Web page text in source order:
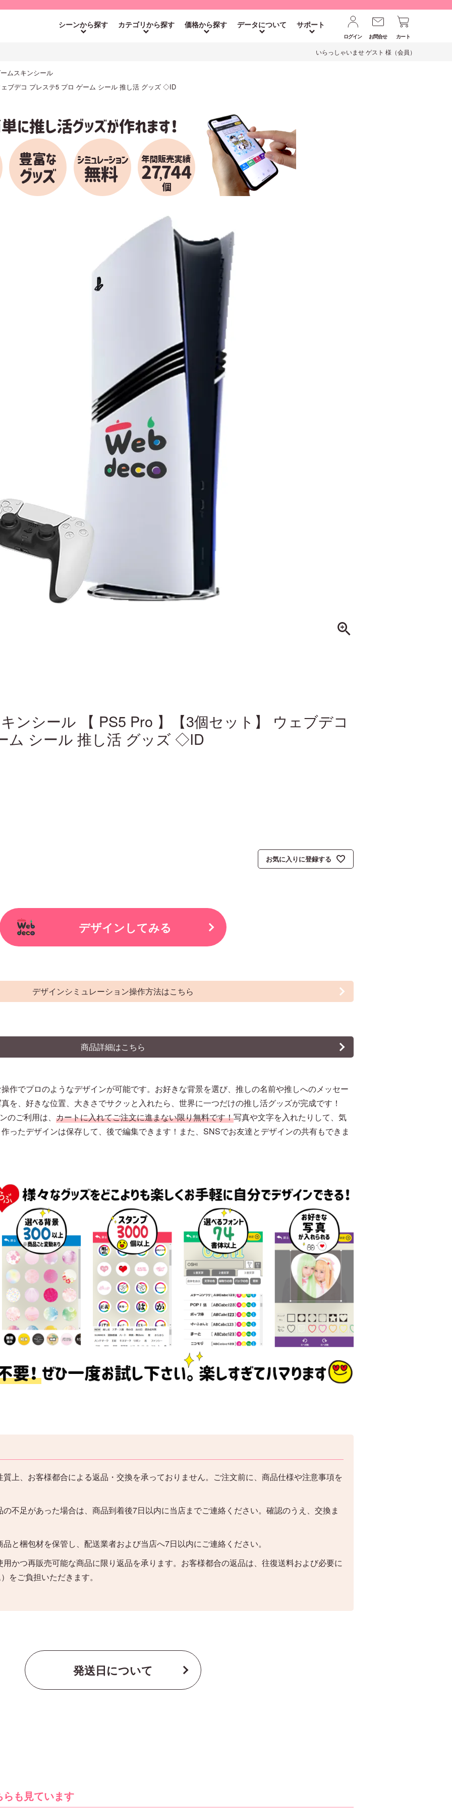
シーンから探す カテゴリから探す 価格から探す データについて サポート
ログイン お問合せ カート
いらっしゃいませ ゲスト 様（会員）
ムスキンシール
ブデコ プレステ5 プロ ゲーム シール 推し活 グッズ ◇ID
ンシール 【 PS5 Pro 】【3個セット】 ウェブデコ
ム シール 推し活 グッズ ◇ID
お気に入りに登録する
デザインしてみる
デザインシミュレーション操作方法はこちら
商品詳細はこちら
作でプロのようなデザインが可能です。お好きな背景を選び、推しの名前や推しへのメッセー
を、好きな位置、大きさでサクッと入れたら、世界に一つだけの推し活グッズが完成です！
のご利用は、カートに入れてご注文に進まない限り無料です！写真や文字を入れたりして、気
ったデザインは保存して、後で編集できます！また、SNSでお友達とデザインの共有もできま
上、お客様都合による返品・交換を承っておりません。ご注文前に、商品仕様や注意事項を
不足があった場合は、商品到着後7日以内に当店までご連絡ください。確認のうえ、交換ま
と梱包材を保管し、配送業者および当店へ7日以内にご連絡ください。
かつ再販売可能な商品に限り返品を承ります。お客様都合の返品は、往復送料および必要に
をご負担いただきます。
発送日について
も見ています